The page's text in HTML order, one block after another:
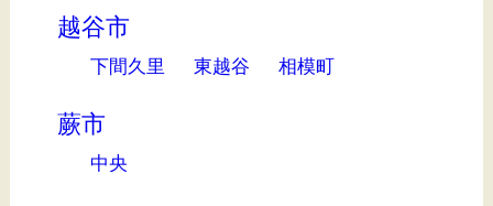
越谷市
下間久里 東越谷 相模町
蕨市
中央